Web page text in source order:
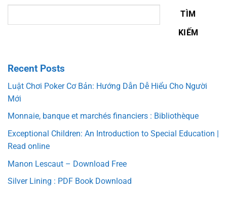
TÌM
KIẾM
Recent Posts
Luật Chơi Poker Cơ Bản: Hướng Dẫn Dễ Hiểu Cho Người
Mới
Monnaie, banque et marchés financiers : Bibliothèque
Exceptional Children: An Introduction to Special Education |
Read online
Manon Lescaut – Download Free
Silver Lining : PDF Book Download